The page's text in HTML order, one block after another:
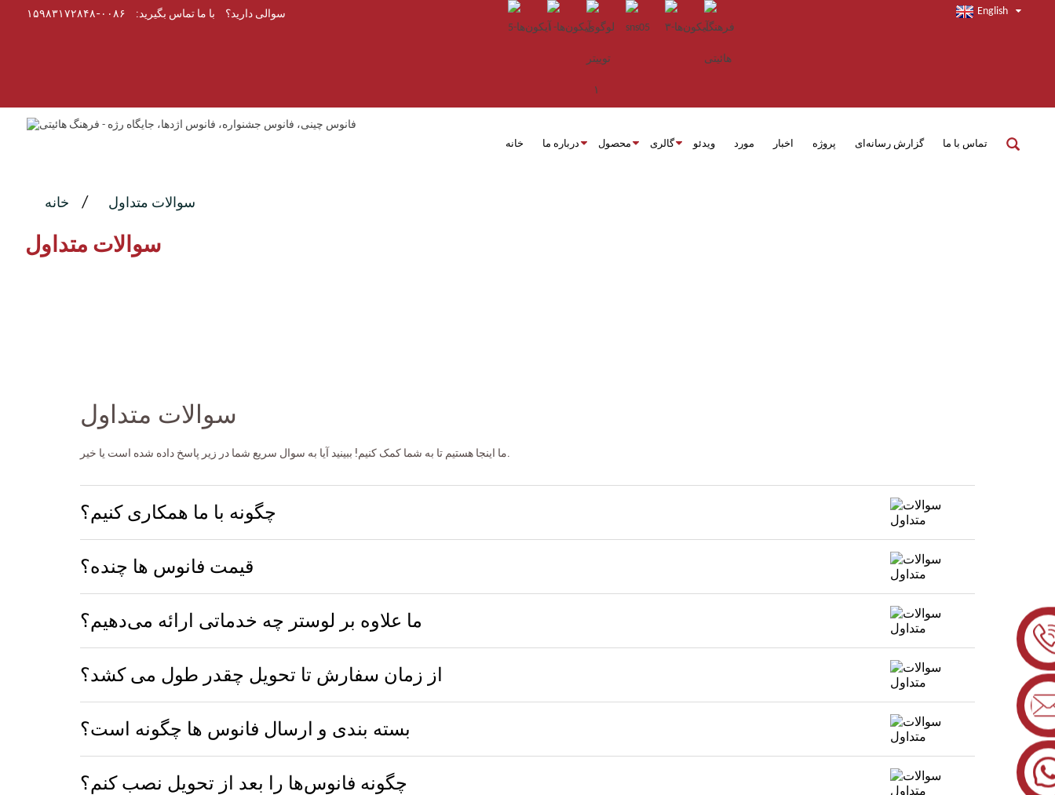
سوالی دارید؟ با ما تماس بگیرید: ۰۰۸۶-۱۵۹۸۳۱۷۲۸۴۸ English
خانه درباره ما محصول گالری ویدئو مورد اخبار پروژه گزارش رسانه‌ای تماس با ما
خانه سوالات متداول
سوالات متداول
سوالات متداول
چگونه با ما همکاری کنیم؟
قیمت فانوس ها چنده؟
ما علاوه بر لوستر چه خدماتی ارائه می‌دهیم؟
از زمان سفارش تا تحویل چقدر طول می کشد؟
بسته بندی و ارسال فانوس ها چگونه است؟
چگونه فانوس‌ها را بعد از تحویل نصب کنم؟